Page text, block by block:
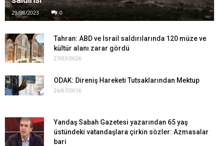
29/08/2023 0
Tahran: ABD ve İsrail saldırılarında 120 müze ve
kültür alanı zarar gördü
27/03/2026
ODAK: Direniş Hareketi Tutsaklarından Mektup
26/07/2016
Yandaş Sabah Gazetesi yazarından 65 yaş
üstündeki vatandaşlara çirkin sözler: Azmasalar
bari